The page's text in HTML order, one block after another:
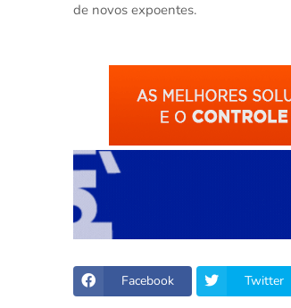
de novos expoentes.
Facebook Twitter